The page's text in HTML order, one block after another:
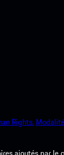
Rights.